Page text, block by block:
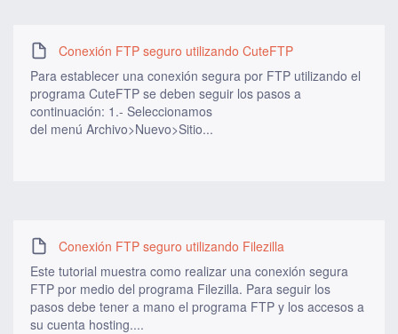
Conexión FTP seguro utilizando CuteFTP
Para establecer una conexión segura por FTP utilizando el
programa CuteFTP se deben seguir los pasos a
continuación: 1.- Seleccionamos
del menú Archivo>Nuevo>Sitio...
Conexión FTP seguro utilizando Filezilla
Este tutorial muestra como realizar una conexión segura
FTP por medio del programa Filezilla. Para seguir los
pasos debe tener a mano el programa FTP y los accesos a
su cuenta hosting....